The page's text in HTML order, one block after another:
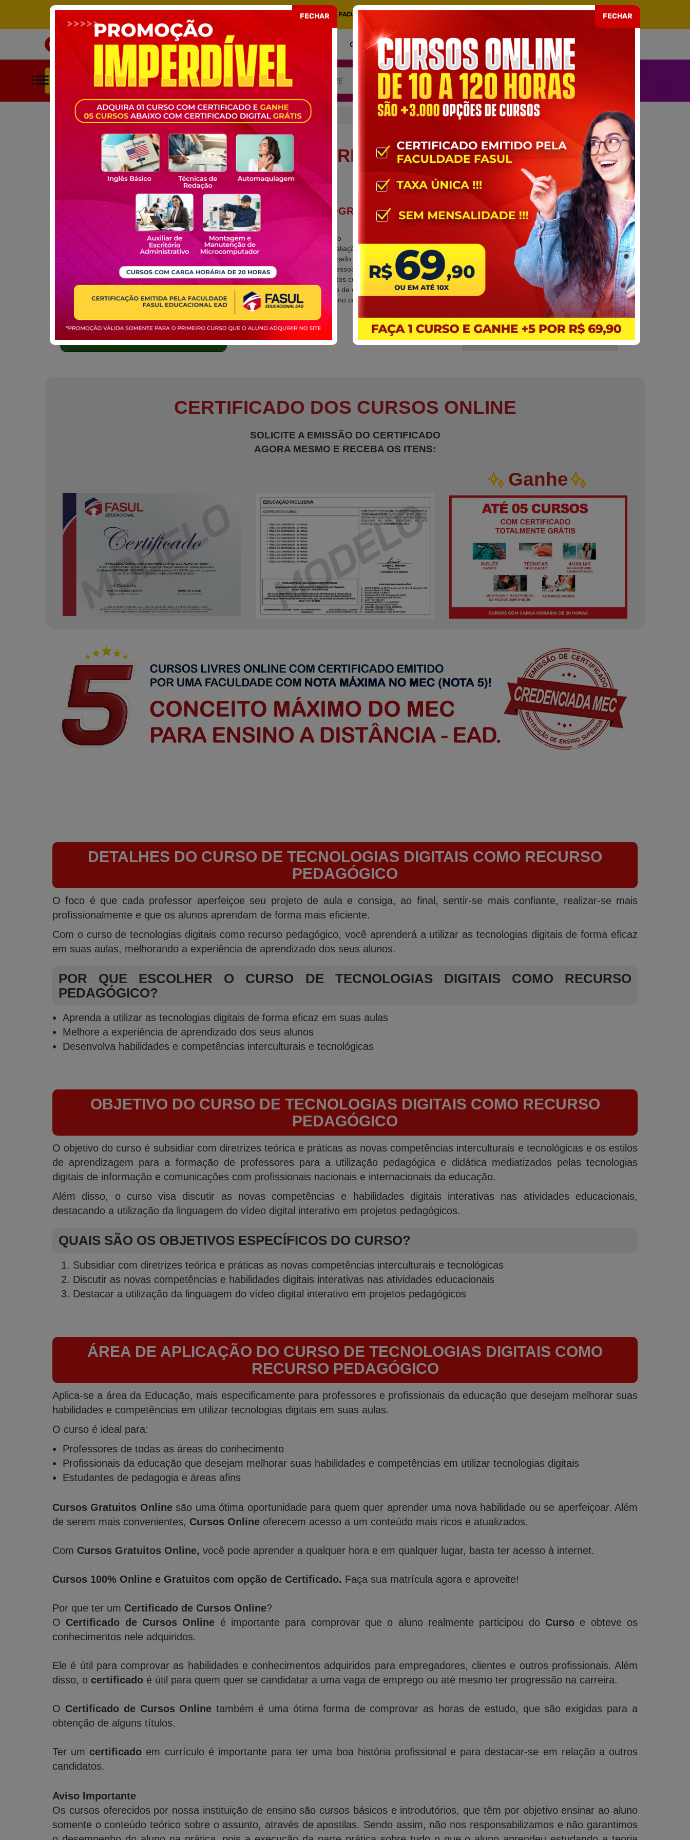
ÚNICO SITE DE CURSOS LIVRES COM CERTIFICADO EMITIDO POR UMA FACULDADE CREDENCIADA NO MEC. PORTARIA EAD Nº 499 DE 08/07/2021
INÍCIO CURSOS COMO FUNCIONA CERTIFICADO ATENDIMENTO SOU ALUNO
BUSCAR POR CATEGORIAS
CURSOS GRATUITOS EDUCAÇÃO TECNOLOGIAS DIGITAIS COMO RECURSO PEDAGÓGICO
CURSO GRATUITO ONLINE:
TECNOLOGIAS DIGITAIS COMO RECURSO PEDAGÓGICO
MATRICULE-SE
CONTEÚDO PROGRAMÁTICO DO
CURSO
Multimídia na educação
Desenvolvimento e avaliação de sistema multimídia
para ensino e aprendizado em topografia
Novas tecnologias e pessoas com deficiências
Os jogos como contextos curriculares
A tecnologia e o ensino de química
O sociointeracionismo no contexto da EAD
CERTIFICADO DOS CURSOS ONLINE
SOLICITE A EMISSÃO DO CERTIFICADO
AGORA MESMO E RECEBA OS ITENS:
Ganhe
DETALHES DO CURSO DE TECNOLOGIAS DIGITAIS COMO RECURSO
PEDAGÓGICO
O foco é que cada professor aperfeiçoe seu projeto de aula e consiga, ao final, sentir-se mais confiante, realizar-se mais
profissionalmente e que os alunos aprendam de forma mais eficiente.
Com o curso de tecnologias digitais como recurso pedagógico, você aprenderá a utilizar as tecnologias digitais de forma eficaz
em suas aulas, melhorando a experiência de aprendizado dos seus alunos.
POR QUE ESCOLHER O CURSO DE TECNOLOGIAS DIGITAIS COMO RECURSO
PEDAGÓGICO?
Aprenda a utilizar as tecnologias digitais de forma eficaz em suas aulas
Melhore a experiência de aprendizado dos seus alunos
Desenvolva habilidades e competências interculturais e tecnológicas
OBJETIVO DO CURSO DE TECNOLOGIAS DIGITAIS COMO RECURSO
PEDAGÓGICO
O objetivo do curso é subsidiar com diretrizes teórica e práticas as novas competências interculturais e tecnológicas e os estilos
de aprendizagem para a formação de professores para a utilização pedagógica e didática mediatizados pelas tecnologias
digitais de informação e comunicações com profissionais nacionais e internacionais da educação.
Além disso, o curso visa discutir as novas competências e habilidades digitais interativas nas atividades educacionais,
destacando a utilização da linguagem do vídeo digital interativo em projetos pedagógicos.
QUAIS SÃO OS OBJETIVOS ESPECÍFICOS DO CURSO?
Subsidiar com diretrizes teórica e práticas as novas competências interculturais e tecnológicas
Discutir as novas competências e habilidades digitais interativas nas atividades educacionais
Destacar a utilização da linguagem do vídeo digital interativo em projetos pedagógicos
ÁREA DE APLICAÇÃO DO CURSO DE TECNOLOGIAS DIGITAIS COMO
RECURSO PEDAGÓGICO
Aplica-se a área da Educação, mais especificamente para professores e profissionais da educação que desejam melhorar suas
habilidades e competências em utilizar tecnologias digitais em suas aulas.
O curso é ideal para:
Professores de todas as áreas do conhecimento
Profissionais da educação que desejam melhorar suas habilidades e competências em utilizar tecnologias digitais
Estudantes de pedagogia e áreas afins
Cursos Gratuitos Onlinesão uma ótima oportunidade para quem quer aprender uma nova habilidade ou se aperfeiçoar. Além
de serem mais convenientes, Cursos Online oferecem acesso a um conteúdo mais ricos e atualizados.
Com Cursos Gratuitos Online, você pode aprender a qualquer hora e em qualquer lugar, basta ter acesso à internet.
Cursos 100% Online e Gratuitos com opção de Certificado. Faça sua matrícula agora e aproveite!
Por que ter um Certificado de Cursos Online?
O Certificado de Cursos Online é importante para comprovar que o aluno realmente participou do Curso e obteve os
conhecimentos nele adquiridos.
Ele é útil para comprovar as habilidades e conhecimentos adquiridos para empregadores, clientes e outros profissionais. Além
disso, o certificado é útil para quem quer se candidatar a uma vaga de emprego ou até mesmo ter progressão na carreira.
O Certificado de Cursos Online também é uma ótima forma de comprovar as horas de estudo, que são exigidas para a
obtenção de alguns títulos.
Ter um certificado em currículo é importante para ter uma boa história profissional e para destacar-se em relação a outros
candidatos.
Aviso Importante
Os cursos oferecidos por nossa instituição de ensino são cursos básicos e introdutórios, que têm por objetivo ensinar ao aluno
somente o conteúdo teórico sobre o assunto, através de apostilas. Sendo assim, não nos responsabilizamos e não garantimos
FECHAR FECHAR